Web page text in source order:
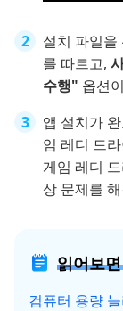
설치 파일을
를 따르고,
수행" 옵션
앱 설치가
임 레디 드
게임 레디
상 문제를
읽어보
컴퓨터 용량